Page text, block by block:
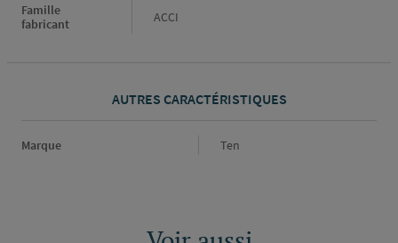
Famille
fabricant
ACCI
AUTRES CARACTÉRISTIQUES
Marque Marque
Ten